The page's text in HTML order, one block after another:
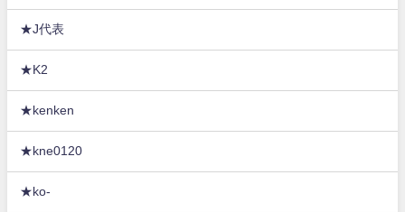
★J代表
★K2
★kenken
★kne0120
★ko-